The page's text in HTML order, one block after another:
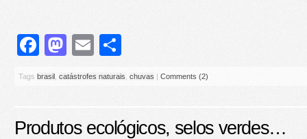
Facebook
Mastodon
Email
Tags brasil catástrofes naturais chuvas | Comments (2)
Produtos ecológicos, selos verdes…